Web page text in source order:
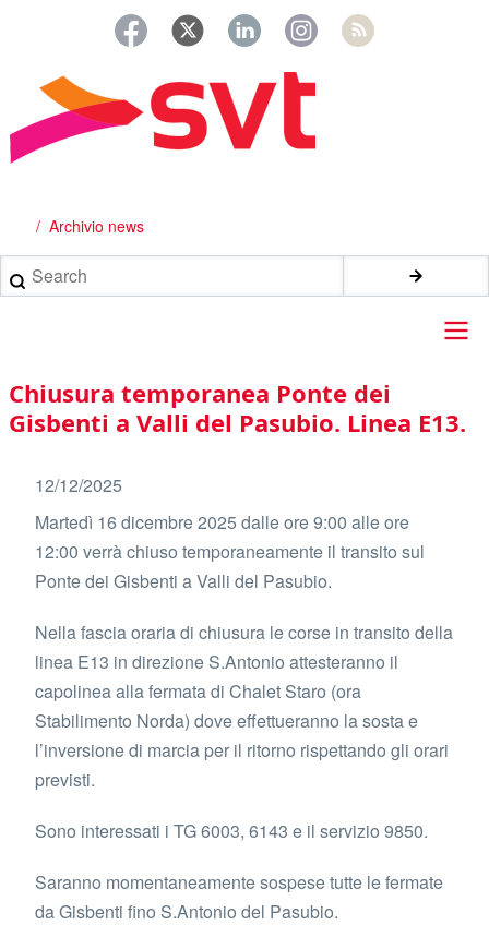
principale
Briciole
di
pane
Archivio news
Search
Main
navigation
Chiusura temporanea Ponte dei
Gisbenti a Valli del Pasubio. Linea E13.
12/12/2025
Martedì 16 dicembre 2025 dalle ore 9:00 alle ore
12:00 verrà chiuso temporaneamente il transito sul
Ponte dei Gisbenti a Valli del Pasubio.
Nella fascia oraria di chiusura le corse in transito della
linea E13 in direzione S.Antonio attesteranno il
capolinea alla fermata di Chalet Staro (ora
Stabilimento Norda) dove effettueranno la sosta e
l’inversione di marcia per il ritorno rispettando gli orari
previsti.
Sono interessati i TG 6003, 6143 e il servizio 9850.
Saranno momentaneamente sospese tutte le fermate
da Gisbenti fino S.Antonio del Pasubio.